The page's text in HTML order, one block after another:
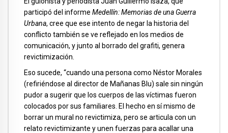
participó del informe Medellín: Memorias de una Guerra
Urbana, cree que ese intento de negar la historia del
conflicto también se ve reflejado en los medios de
comunicación, y junto al borrado del grafiti, genera
revictimización.
Eso sucede, “cuando una persona como Néstor Morales
(refiriéndose al director de Mañanas Blu) sale sin ningún
pudor a sugerir que los cuerpos de las víctimas fueron
colocados por sus familiares. El hecho en sí mismo de
borrar un mural no revictimiza, pero se articula con un
relato revictimizante y unen fuerzas para acallar una